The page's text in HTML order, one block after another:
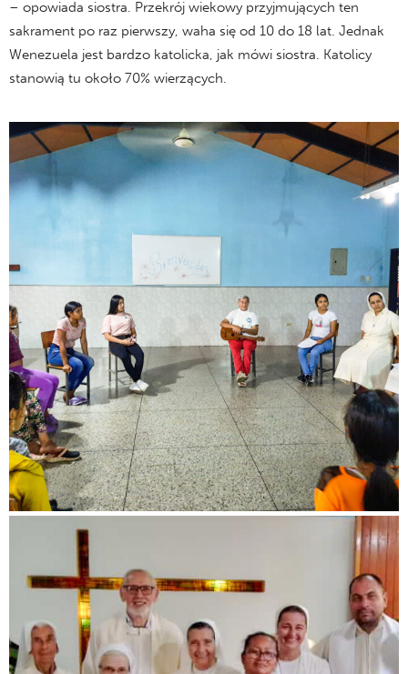
– opowiada siostra. Przekrój wiekowy przyjmujących ten
sakrament po raz pierwszy, waha się od 10 do 18 lat. Jednak
Wenezuela jest bardzo katolicka, jak mówi siostra. Katolicy
stanowią tu około 70% wierzących.